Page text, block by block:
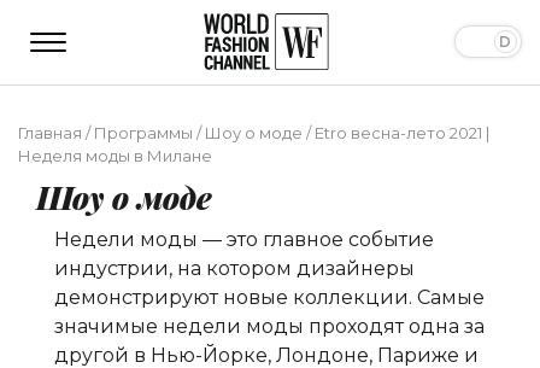
Главная /Программы /Шоу о моде /Etro весна-лето 2021 |
Неделя моды в Милане
Шоу о моде
Недели моды — это главное событие
индустрии, на котором дизайнеры
демонстрируют новые коллекции. Самые
значимые недели моды проходят одна за
другой в Нью-Йорке, Лондоне, Париже и